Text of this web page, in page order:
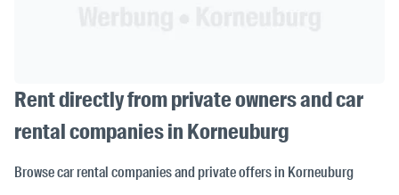
Rent directly from private owners and car
rental companies in Korneuburg
Browse car rental companies and private offers in Korneuburg